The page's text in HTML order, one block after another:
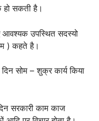
हो सकती है।
उपस्थित सदस्यो
) कहते है।
दिन सोम – शुक्र कार्य किया
सरकारी काम काज